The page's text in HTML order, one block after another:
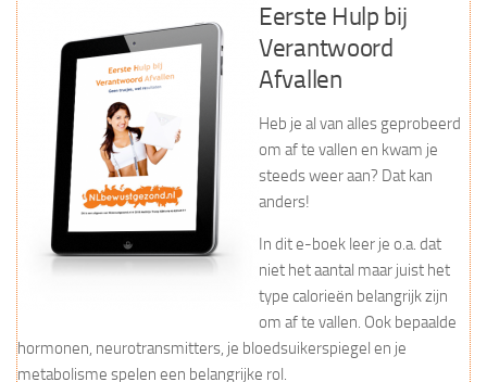
Eerste Hulp bij
Verantwoord
Afvallen
Heb je al van alles geprobeerd
om af te vallen en kwam je
steeds weer aan? Dat kan
anders!
In dit e-boek leer je o.a. dat
niet het aantal maar juist het
type calorieën belangrijk zijn
om af te vallen. Ook bepaalde
hormonen, neurotransmitters, je bloedsuikerspiegel en je
metabolisme spelen een belangrijke rol.